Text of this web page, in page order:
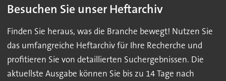
Besuchen Sie unser Heftarchiv
Finden Sie heraus, was die Branche bewegt! Nutzen Sie
das umfangreiche Heftarchiv für Ihre Recherche und
profitieren Sie von detaillierten Suchergebnissen. Die
aktuellste Ausgabe können Sie bis zu 14 Tage nach